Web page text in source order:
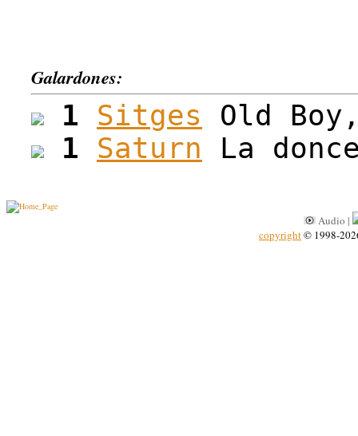
Galardones:
1 Sitges Old
1 Saturn La
Audio |
copyright© 1998-